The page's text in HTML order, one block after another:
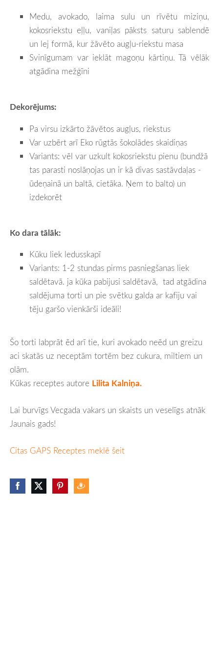
Medu, avokado, laima sulu un rīvētu miziņu,
kokosriekstu eļļu, vaniļas pāksts saturu sablendē
un lej formā, kur žāvēto augļu-riekstu masa
Svinīgumam var ieklāt magoņu kārtiņu. Tā vēlāk
atgādina mežģīni
Dekorējums:
Pa virsu izkārto žāvētos augļus, riekstus
Var uzbērt arī Eko rūgtās šokolādes skaidiņas
Variants: vēl var uzkult kokosriekstu pienu (bundžā
tas parasti noslāņojas un ir kā divas sastāvdaļas -
ūdeņainā un baltā, cietāka. Ņem to balto) un
izdekorēt
Ko dara tālāk:
Kūku liek ledusskapī
Variants: 1-2 stundas pirms pasniegšanas liek
saldētavā. ja kūka pabijusi saldētavā, tad atgādina
saldējuma torti un pie svētku galda ar kafiju vai
tēju garšo vienkārši ideāli!
Šo torti labprāt ēd arī tie, kuri avokado neēd un greizu
aci skatās uz neceptām tortēm bez cukura, miltiem un
olām.
Kūkas receptes autore Lilita Kalniņa.
Lai burvīgs Vecgada vakars un skaists un veselīgs atnāk
Jaunais gads!
Citas GAPS Receptes meklē šeit